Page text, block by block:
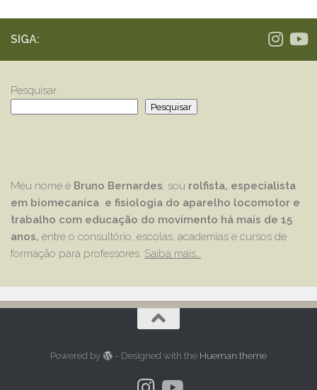
SIGA:
Pesquisar
Pesquisar
Meu nome é Bruno Bernardes, sou rolfista, especialista
em biomecanica e fisiologia do aparelho locomotor e
trabalho com educação do movimento há mais de 15
anos, entre o consultório, escolas, academias e cursos de
formação para professores. Saiba mais…
Powered by - Designed with the Hueman theme